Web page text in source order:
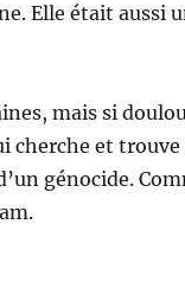
Elle était aussi
mais si
et trouve
génocide.